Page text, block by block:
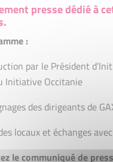
presse dédié à
:
par le Président
Initiative Occitanie
des dirigeants de
locaux et échanges
le communiqué de